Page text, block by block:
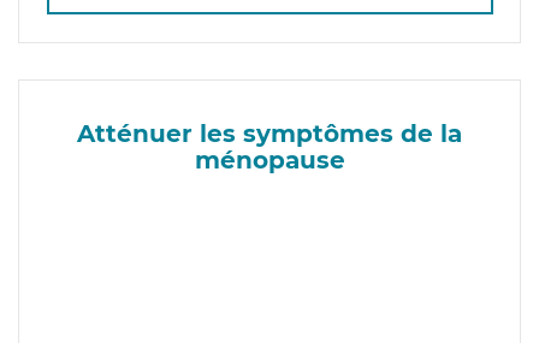
Atténuer les symptômes de la
ménopause